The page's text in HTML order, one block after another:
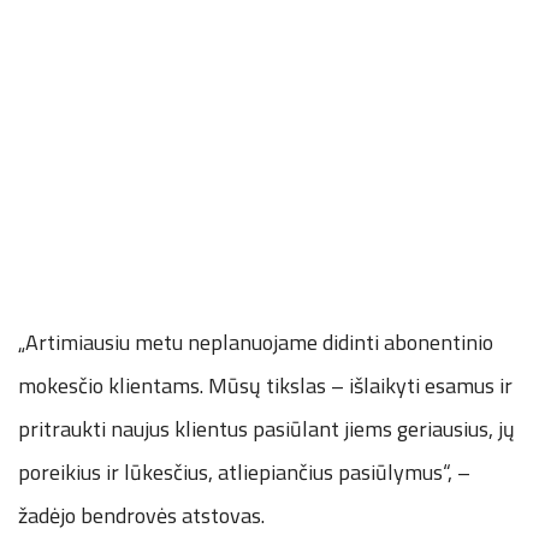
„Artimiausiu metu neplanuojame didinti abonentinio
mokesčio klientams. Mūsų tikslas – išlaikyti esamus ir
pritraukti naujus klientus pasiūlant jiems geriausius, jų
poreikius ir lūkesčius, atliepiančius pasiūlymus“, –
žadėjo bendrovės atstovas.